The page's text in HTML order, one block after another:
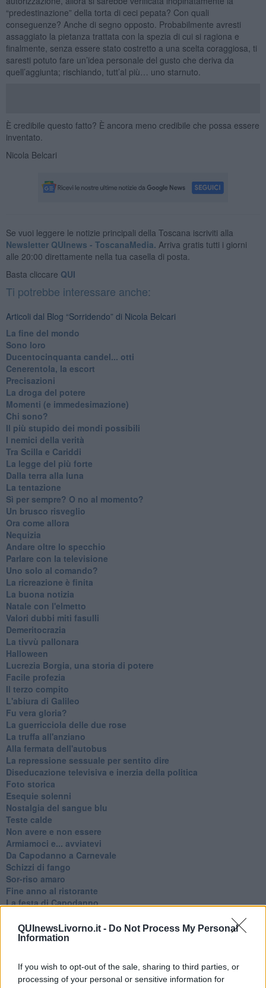
QUInewsLivorno.it - Do Not Process My Personal
Information
If you wish to opt-out of the sale, sharing to third parties, or
processing of your personal or sensitive information for
“predestinazione” della torta di ceci pepata? Con quali
conseguenze? Anche di segno opposto. Probabilmente avresti
assaggiato la pietanza trattata con la spezia di cui si ragiona e
finalmente, senza essere stato costretto a una scelta coraggiosa, ti
saresti potuto fare un’idea personale del gusto che deriva da
quell’aggiunta; rischiando, tutt’al più… uno starnuto.
È credibile questo fatto? È ancora meno credibile che possa essere
inventato.
Nicola Belcari
Se vuoi leggere le notizie principali della Toscana iscriviti alla
Newsletter QUInews - ToscanaMedia. Arriva gratis tutti i giorni
alle 20:00 direttamente nella tua casella di posta.
Basta cliccare QUI
Ti potrebbe interessare anche:
Articoli dal Blog “Sorridendo” di Nicola Belcari
La fine del mondo
Sono loro
Ducentocinquanta candel... otti
Cenerentola, la escort
Precisazioni
La droga del potere
Momenti (e immedesimazione)
Chi sono?
Il più stupido dei mondi possibili
I nemici della verità
Tra Scilla e Cariddi
La legge del più forte
Dalla terra alla luna
La tentazione
​Sì per sempre? O no al momento?
Un brusco risveglio
Ora come allora
Nequizia
Andare oltre lo specchio
Parlare con la televisione
Uno solo al comando?
La ricreazione è finita
La buona notizia
Natale con l'elmetto
Valori dubbi miti fasulli
Demeritocrazia
La tivvù pallonara
Halloween
​Lucrezia Borgia, una storia di potere
Facile profezia
Il terzo compito
L'abiura di Galileo
Fu vera gloria?
La guerricciola delle due rose
La truffa all'anziano
Alla fermata dell'autobus
La repressione sessuale per sentito dire
Diseducazione televisiva e inerzia della politica
Foto storica
Esequie solenni
Nostalgia del sangue blu
Teste calde
Non avere e non essere
Armiamoci e... avviatevi
Da Capodanno a Carnevale
Schizzi di fango
Sor-riso amaro
Fine anno al ristorante
La festa di Capodanno
Re e regnanti
A noi interessa il dito non la luna
Una performance
Il compagno
​Io (allo specchio)